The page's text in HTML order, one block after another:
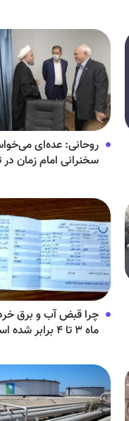
روحانی: عده‌ای
سخنرانی امام زمان در
چرا قبض آب و برق
ماه ۳ تا ۴ برابر شده است؟